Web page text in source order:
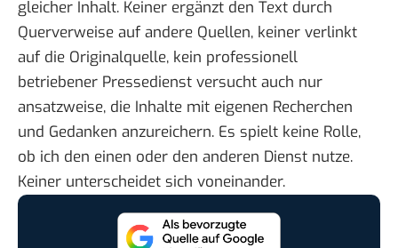
gleicher Inhalt. Keiner ergänzt den Text durch
Querverweise auf andere Quellen, keiner verlinkt
auf die Originalquelle, kein professionell
betriebener Pressedienst versucht auch nur
ansatzweise, die Inhalte mit eigenen Recherchen
und Gedanken anzureichern. Es spielt keine Rolle,
ob ich den einen oder den anderen Dienst nutze.
Keiner unterscheidet sich voneinander.